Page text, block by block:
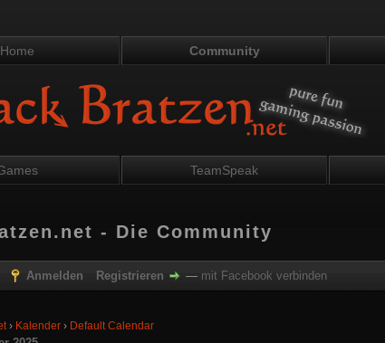
Home Community
TeamSpeak
- Die Community
Anmelden Registrieren — mit Facebook verbinden
› Kalender › Default Calendar